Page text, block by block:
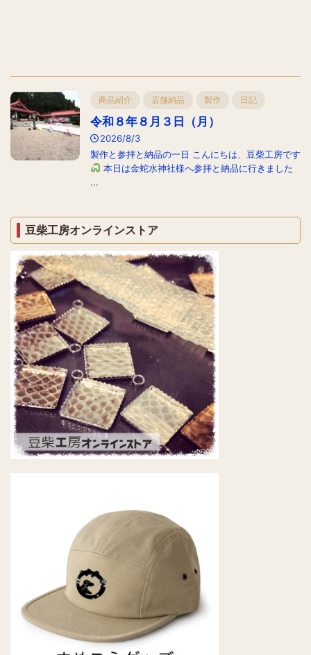
商品紹介 店舗納品 製作 日記
令和８年８月３日（月）
2026/8/3
製作と参拝と納品の一日 こんにちは、豆柴工房です
本日は金蛇水神社様へ参拝と納品に行きました
...
豆柴工房オンラインストア